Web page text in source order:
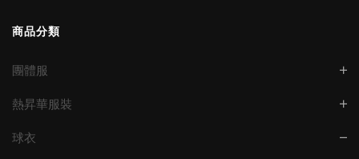
商品分類
團體服
熱昇華服裝
球衣